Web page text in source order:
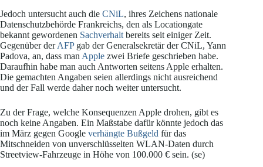
Jedoch untersucht auch die CNiL, ihres Zeichens nationale
Datenschutzbehörde Frankreichs, den als Locationgate
bekannt gewordenen Sachverhalt bereits seit einiger Zeit.
Gegenüber derAFPgab der Generalsekretär der CNiL, Yann
Padova, an, dass man Apple zwei Briefe geschrieben habe.
Daraufhin habe man auch Antworten seitens Apple erhalten.
Die gemachten Angaben seien allerdings nicht ausreichend
und der Fall werde daher noch weiter untersucht.
Zu der Frage, welche Konsequenzen Apple drohen, gibt es
noch keine Angaben. Ein Maßstabe dafür könnte jedoch das
im März gegen Google verhängte Bußgeld für das
Mitschneiden von unverschlüsselten WLAN-Daten durch
Streetview-Fahrzeuge in Höhe von 100.000 € sein. (se)